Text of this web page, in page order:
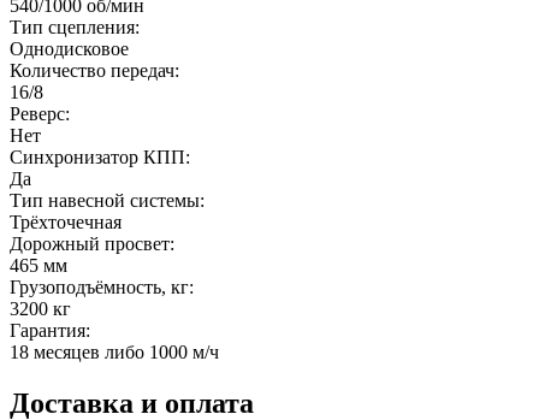
540/1000 об/мин
Тип сцепления:
Однодисковое
Количество передач:
16/8
Реверс:
Нет
Синхронизатор КПП:
Да
Тип навесной системы:
Трёхточечная
Дорожный просвет:
465 мм
Грузоподъёмность, кг:
3200 кг
Гарантия:
18 месяцев либо 1000 м/ч
Доставка и оплата